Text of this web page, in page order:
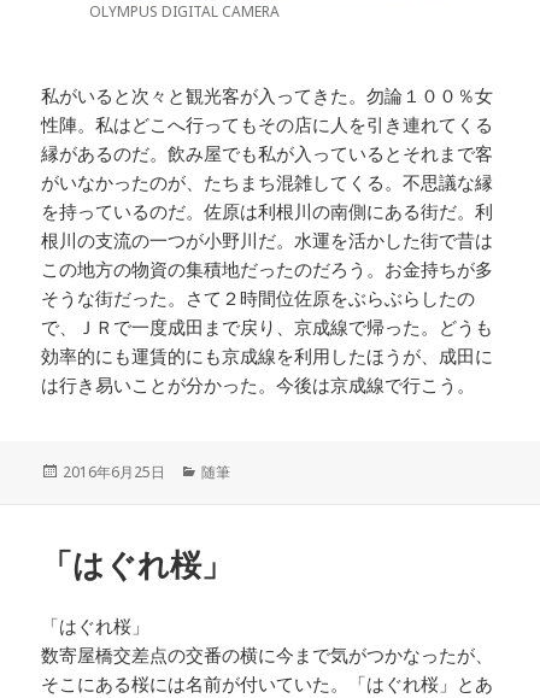
OLYMPUS DIGITAL CAMERA
私がいると次々と観光客が入ってきた。勿論１００％女
性陣。私はどこへ行ってもその店に人を引き連れてくる
縁があるのだ。飲み屋でも私が入っているとそれまで客
がいなかったのが、たちまち混雑してくる。不思議な縁
を持っているのだ。佐原は利根川の南側にある街だ。利
根川の支流の一つが小野川だ。水運を活かした街で昔は
この地方の物資の集積地だったのだろう。お金持ちが多
そうな街だった。さて２時間位佐原をぶらぶらしたの
で、ＪＲで一度成田まで戻り、京成線で帰った。どうも
効率的にも運賃的にも京成線を利用したほうが、成田に
は行き易いことが分かった。今後は京成線で行こう。
投
2016年6月25日
カ
ー
随筆
「はぐれ桜」
「はぐれ桜」
数寄屋橋交差点の交番の横に今まで気がつかなったが、
そこにある桜には名前が付いていた。「はぐれ桜」とあ